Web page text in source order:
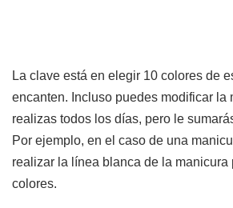
La clave está en elegir 10 colores de
encanten. Incluso puedes modificar la
realizas todos los días, pero le
Por ejemplo, en el caso de una
realizar la línea blanca de la manicura
colores.